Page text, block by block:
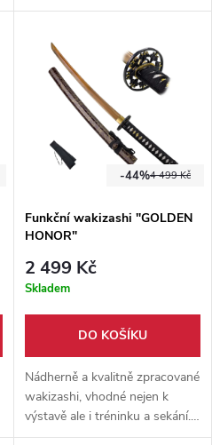
kovová záštita, rukojeť s
Dodáváno s hávem v dárkové
krabici.
4 499 Kč
-44%
Funkční wakizashi "GOLDEN
HONOR"
2 499 Kč
Skladem
DO KOŠÍKU
Nádherně a kvalitně zpracované
wakizashi, vhodné nejen k
výstavě ale i tréninku a sekání.
Vyrobeno z uhlíkové oceli 1045,